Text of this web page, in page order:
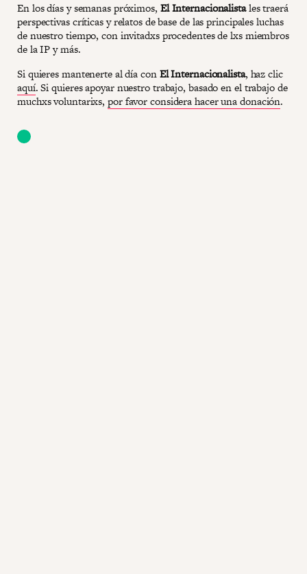
En los días y semanas próximos, El Internacionalistales traerá
perspectivas críticas y relatos de base de las principales luchas
de nuestro tiempo, con invitadxs procedentes de lxs miembros
de la IP y más.
Si quieres mantenerte al día conEl Internacionalista, haz clic
aquí. Si quieres apoyar nuestro trabajo, basado en el trabajo de
muchxs voluntarixs,por favor considera hacer una donación.